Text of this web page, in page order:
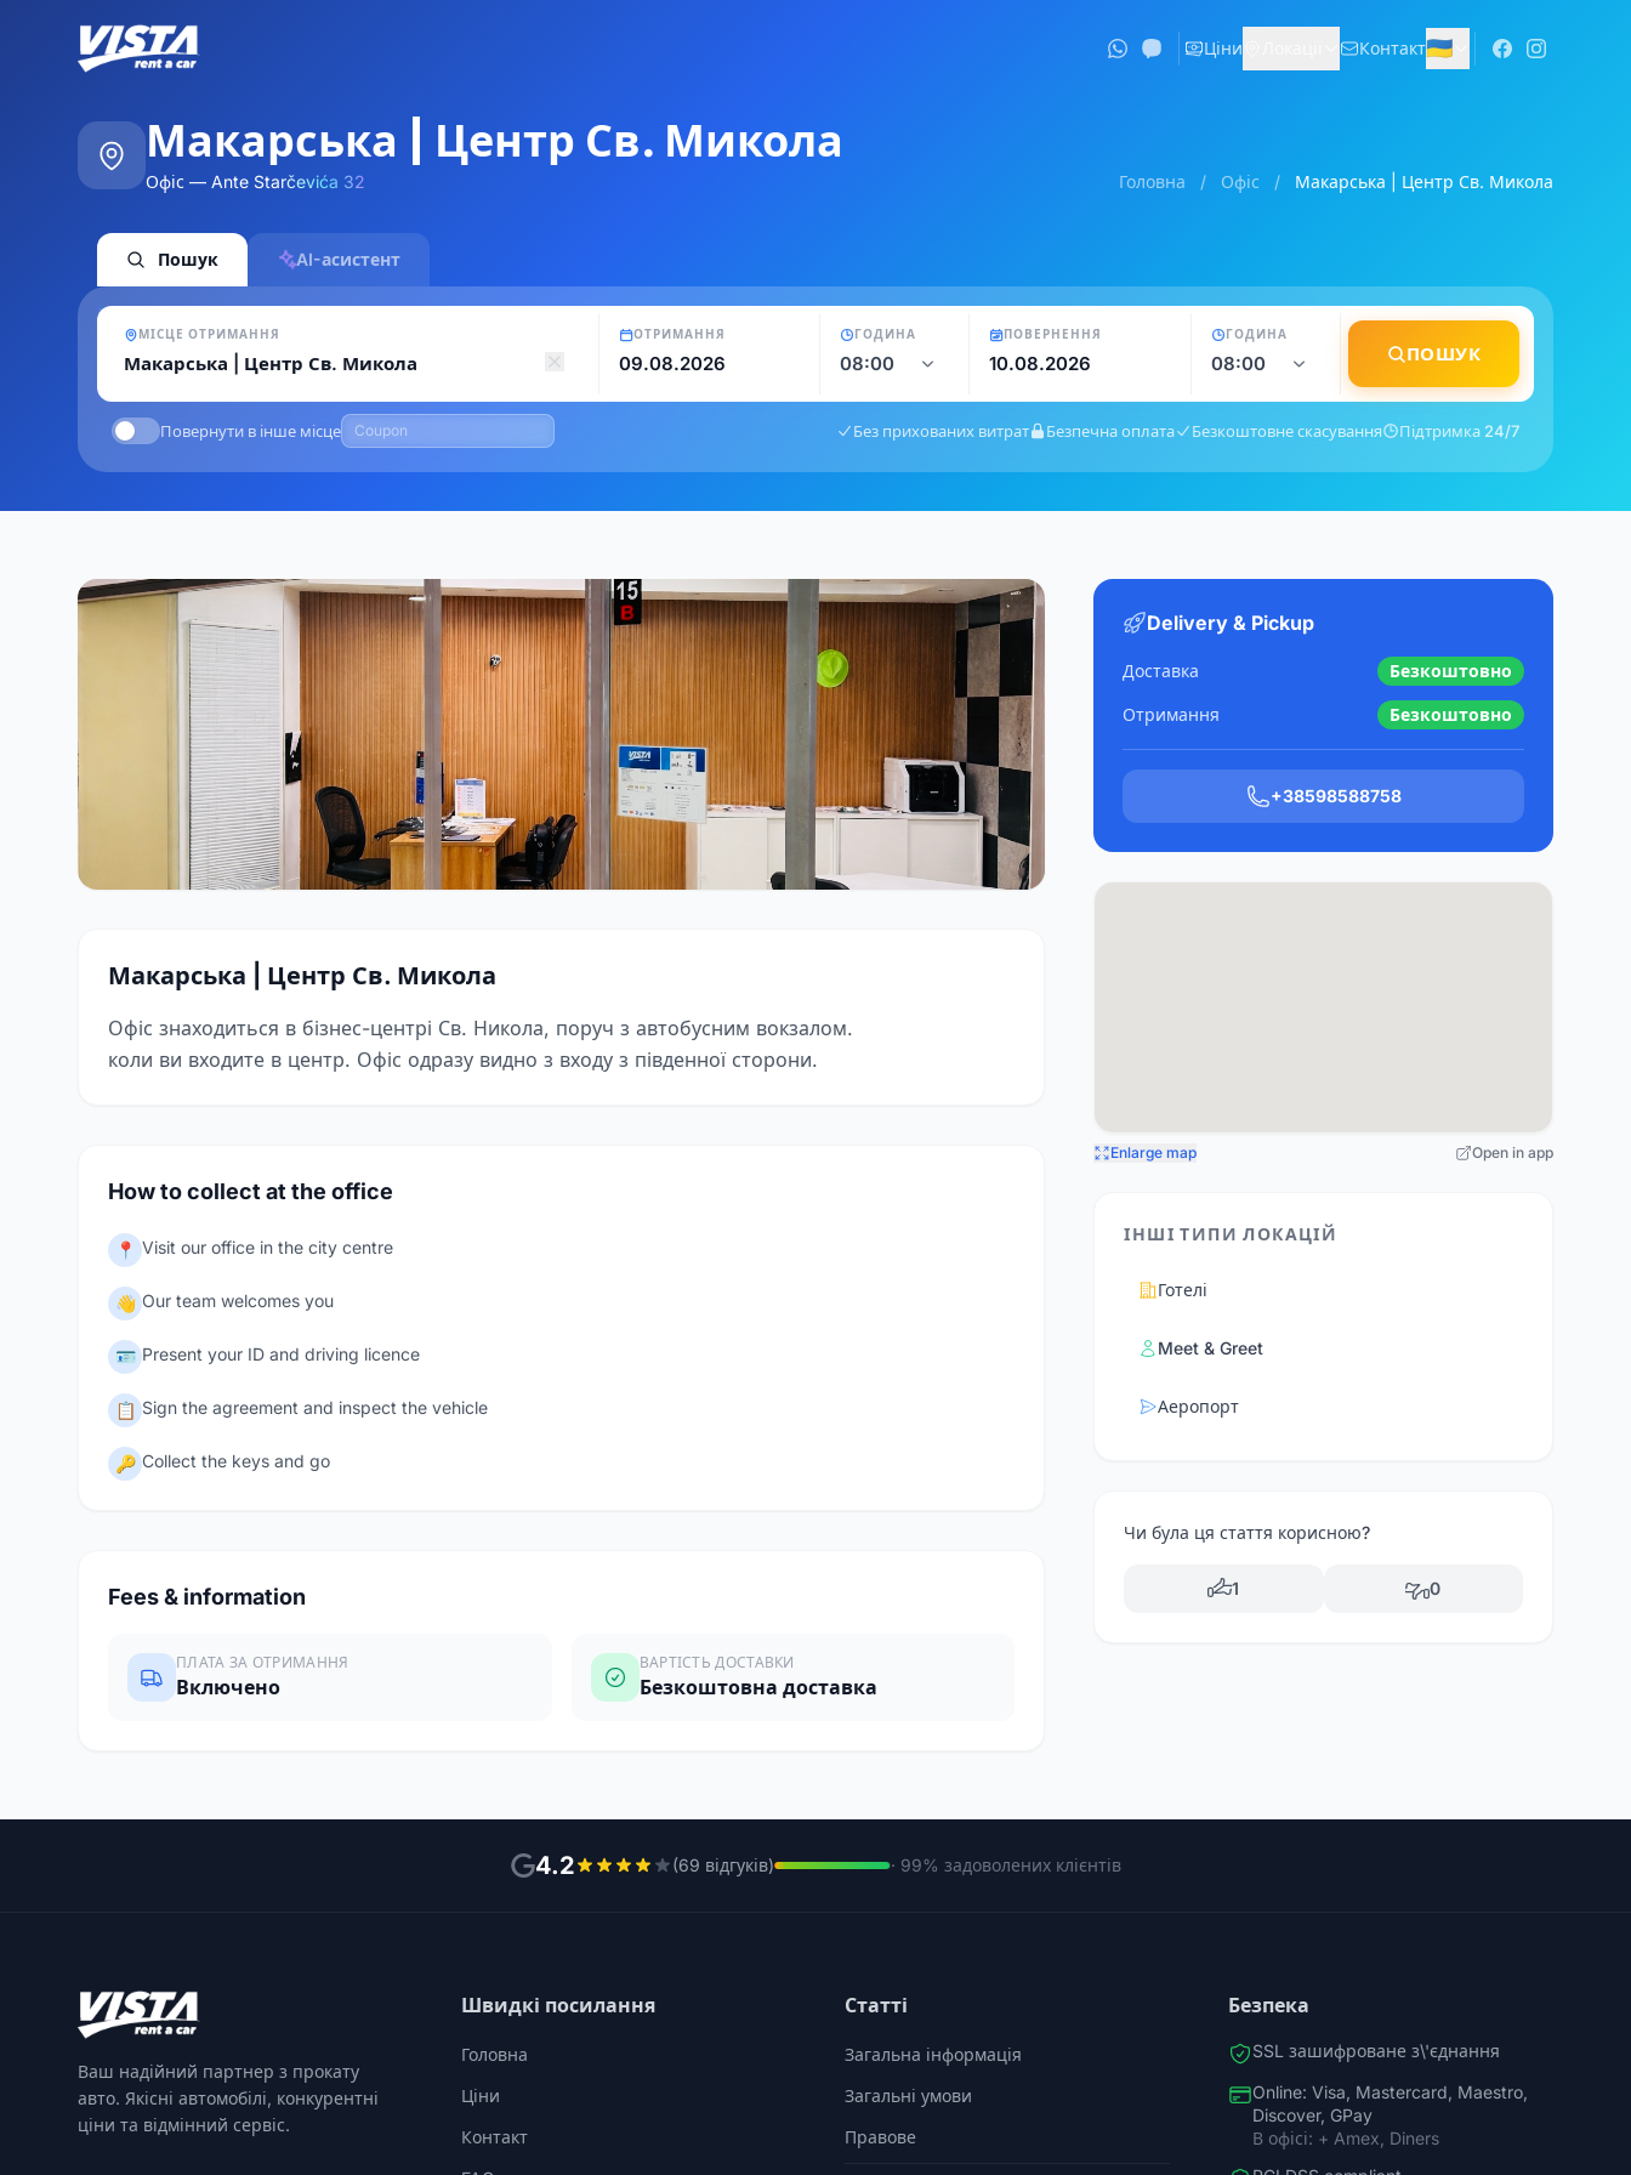
Ціни Контакт🇺🇦
Макарська | Центр Св. Микола
Офіс — Ante Starčevića 32 Головна / Офіс / Макарська | Центр Св. Микола
Пошук AI-асистент
МІСЦЕ ОТРИМАННЯ ОТРИМАННЯ ГОДИНА ПОВЕРНЕННЯ ГОДИНА
ПОШУК
Повернути в інше місце Без прихованих витрат Безпечна оплата Безкоштовне скасування Підтримка 24/7
Макарська | Центр Св. Микола
Офіс знаходиться в бізнес-центрі Св. Никола, поруч з автобусним вокзалом.
коли ви входите в центр. Офіс одразу видно з входу з південної сторони.
How to collect at the office
📍 Visit our office in the city centre
👋 Our team welcomes you
🪪 Present your ID and driving licence
📋 Sign the agreement and inspect the vehicle
🔑 Collect the keys and go
Fees & information
ПЛАТА ЗА ОТРИМАННЯ
Включено
ВАРТІСТЬ ДОСТАВКИ
Безкоштовна доставка
Delivery & Pickup
Доставка Безкоштовно
Отримання Безкоштовно
+38598588758
Enlarge map Open in app
ІНШІ ТИПИ ЛОКАЦІЙ
Готелі
Meet & Greet
Аеропорт
Чи була ця стаття корисною?
1 0
4.2 (69 відгуків) · 99% задоволених клієнтів
Ваш надійний партнер з прокату
авто. Якісні автомобілі, конкурентні
ціни та відмінний сервіс.
Швидкі посилання
Головна
Ціни
Контакт
Статті
Загальна інформація
Загальні умови
Правове
Безпека
SSL зашифроване з\'єднання
Online: Visa, Mastercard, Maestro,
Discover, GPay
В офісі: + Amex, Diners